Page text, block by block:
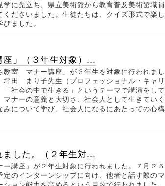
に先立ち、県立美術館から教育普及美術館職員
ださいました。生徒たちは、クイズ形式で楽し
びました。
」（３年生対象）...
室 マナー講座」が３年生を対象に行われまし
田 まり子先生（プロフェッショナル・キャリ
「社会の中で生きる」というテーマで講演をして
ナーの意義と大切さ、社会人として生きていく
みについて学び、社会人になるにあたっての心構
ました。（２年生対...
講座」が２年生対象に行われました。７月２５
定のインターンシップに向け、他者と話す際のマ